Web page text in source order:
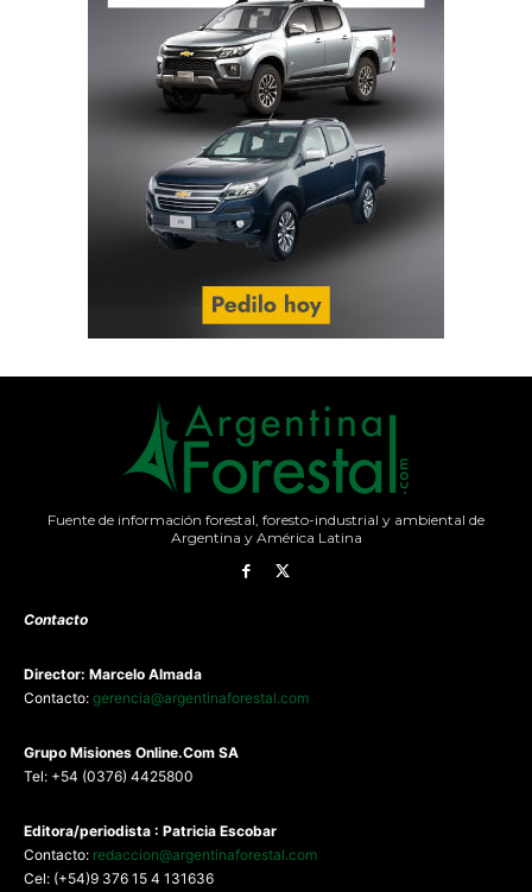
Fuente de información forestal, foresto-industrial y ambiental de
Argentina y América Latina
Contacto
Director: Marcelo Almada
Contacto: gerencia@argentinaforestal.com
Grupo Misiones Online.Com SA
Tel: +54 (0376) 4425800
Editora/periodista : Patricia Escobar
Contacto: redaccion@argentinaforestal.com
Cel: (+54)9 376 15 4 131636